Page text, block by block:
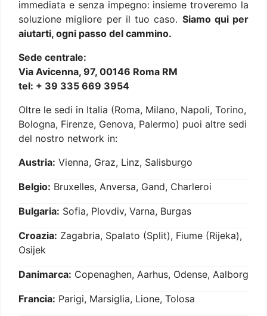
immediata e senza impegno: insieme troveremo la
soluzione migliore per il tuo caso. Siamo qui per
aiutarti, ogni passo del cammino.
Sede centrale:
Via Avicenna, 97, 00146 Roma RM
tel: + 39 335 669 3954
Oltre le sedi in Italia (Roma, Milano, Napoli, Torino,
Bologna, Firenze, Genova, Palermo) puoi altre sedi
del nostro network in:
Austria: Vienna, Graz, Linz, Salisburgo
Belgio: Bruxelles, Anversa, Gand, Charleroi
Bulgaria: Sofia, Plovdiv, Varna, Burgas
Croazia: Zagabria, Spalato (Split), Fiume (Rijeka),
Osijek
Danimarca: Copenaghen, Aarhus, Odense, Aalborg
Francia: Parigi, Marsiglia, Lione, Tolosa